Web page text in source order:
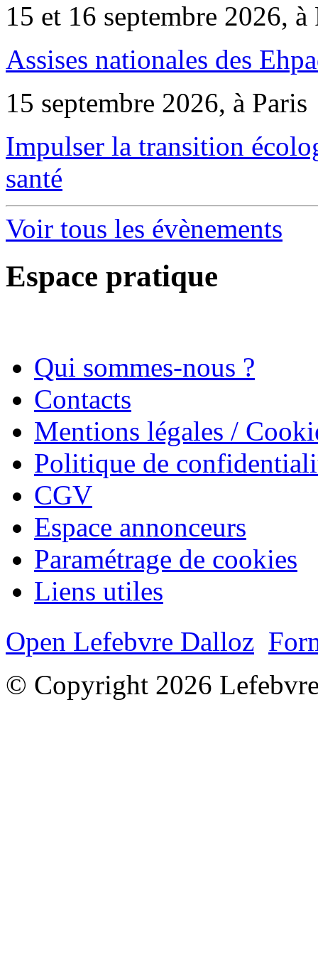
15 et 16 septembre 2026, à
Assises nationales des
15 septembre 2026, à Paris
Impulser la transition
santé
Voir tous les évènements
Espace pratique
Qui sommes-nous ?
Contacts
Mentions légales /
Politique de
CGV
Espace annonceurs
Paramétrage de cookies
Liens utiles
Open Lefebvre Dalloz
© Copyright 2026